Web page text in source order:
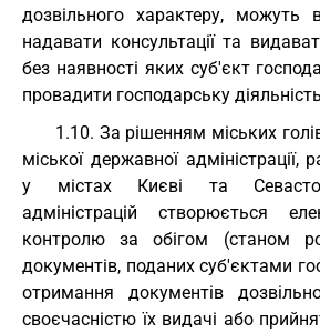
дозвільного характеру, можуть
надавати консультації та
без наявності яких суб'єкт
провадити господарську
1.10. За рішенням міських
міської державної адміністрації,
у містах Києві та
адміністрацій створюється
контролю за обігом (станом
документів, поданих суб'єктами
отримання документів
своєчасністю їх видачі або